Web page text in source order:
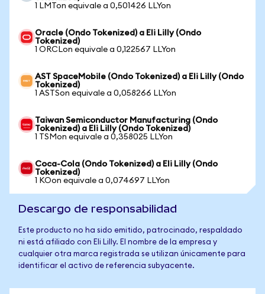
1 LMTon equivale a 0,501426 LLYon
Oracle (Ondo Tokenized) a Eli Lilly (Ondo
Tokenized)
1 ORCLon equivale a 0,122567 LLYon
AST SpaceMobile (Ondo Tokenized) a Eli Lilly (Ondo
Tokenized)
1 ASTSon equivale a 0,058266 LLYon
Taiwan Semiconductor Manufacturing (Ondo
Tokenized) a Eli Lilly (Ondo Tokenized)
1 TSMon equivale a 0,358025 LLYon
Coca-Cola (Ondo Tokenized) a Eli Lilly (Ondo
Tokenized)
1 KOon equivale a 0,074697 LLYon
Descargo de responsabilidad
Este producto no ha sido emitido, patrocinado, respaldado
ni está afiliado con Eli Lilly. El nombre de la empresa y
cualquier otra marca registrada se utilizan únicamente para
identificar el activo de referencia subyacente.